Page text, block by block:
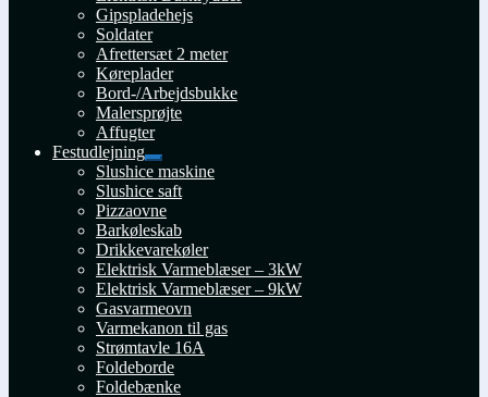
Gipspladehejs
Soldater
Afrettersæt 2 meter
Køreplader
Bord-/Arbejdsbukke
Malersprøjte
Affugter
Festudlejning
Udfold
undermenu
Slushice maskine
Slushice saft
Pizzaovne
Barkøleskab
Drikkevarekøler
Elektrisk Varmeblæser – 3kW
Elektrisk Varmeblæser – 9kW
Gasvarmeovn
Varmekanon til gas
Strømtavle 16A
Foldeborde
Foldebænke